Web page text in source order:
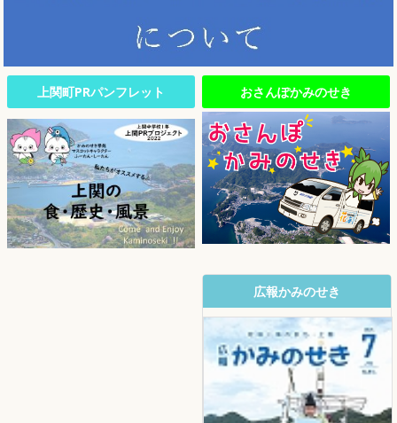
上関町PRパンフレット おさんぽかみのせき
広報かみのせき